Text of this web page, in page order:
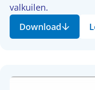
valkuilen.
Download